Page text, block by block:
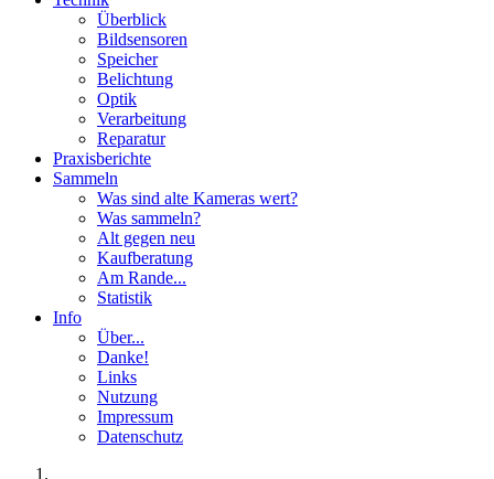
Überblick
Bildsensoren
Speicher
Belichtung
Optik
Verarbeitung
Reparatur
Praxisberichte
Sammeln
Was sind alte Kameras wert?
Was sammeln?
Alt gegen neu
Kaufberatung
Am Rande...
Statistik
Info
Über...
Danke!
Links
Nutzung
Impressum
Datenschutz